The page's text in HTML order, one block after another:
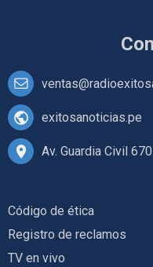
exitosanoticias.pe
Av. Guardia Civil
Código de ética
Registro de reclamos
TV en vivo